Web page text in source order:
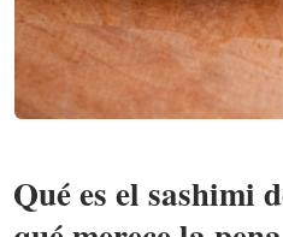
Qué es el sashimi